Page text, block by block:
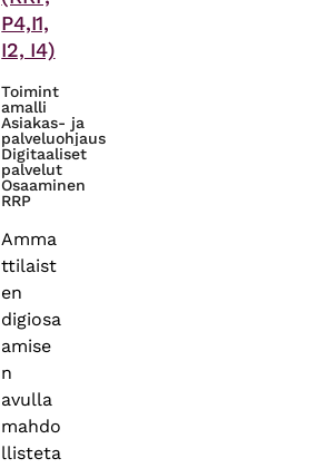
P4,I1,
I2, I4)
Toimint
amalli
Asiakas- ja
palveluohjaus
Digitaaliset
palvelut
Osaaminen
RRP
Amma
ttilaist
en
digiosa
amise
n
avulla
mahdo
llisteta